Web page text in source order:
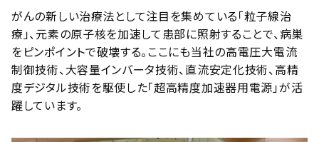
がんの新しい治療法として注目を集めている「粒子線治
療」、元素の原子核を加速して患部に照射することで、病巣
をピンポイントで破壊する。ここにも当社の高電圧大電流
制御技術、大容量インバータ技術、直流安定化技術、高精
度デジタル技術を駆使した「超高精度加速器用電源」が活
躍しています。